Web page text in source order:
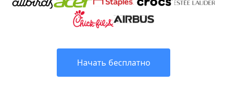
Начать бесплатно